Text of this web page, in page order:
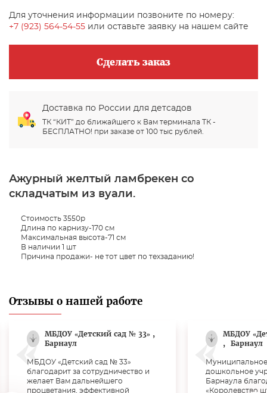
Для уточнения информации позвоните по номеру:
+7 (923) 564-54-55 или оставьте заявку на нашем сайте
Сделать заказ
Доставка по России для детсадов
ТК “КИТ” до ближайшего к Вам терминала ТК -
БЕСПЛАТНО! при заказе от 100 тыс рублей.
Ажурный желтый ламбрекен со
складчатым из вуали.
Стоимость 3550р
Длина по карнизу-170 см
Максимальная высота-71 см
В наличии 1 шт
Причина продажи- не тот цвет по техзаданию!
Отзывы о нашей работе
МБДОУ «Детский сад № 33» ,
Барнаул
МБДОУ «Детский сад № 33»
благодарит за сотрудничество и
желает Вам дальнейшего
процветания, эффективной
МБДОУ
,
Барнаул
дошкольное
Барнаула
«Королевство